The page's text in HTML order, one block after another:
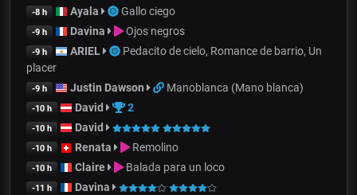
-8 h Ayala Gallo ciego
-9 h Davina Ojos negros
-9 h ARIEL
Pedacito de cielo, Romance de barrio, Un
placer
-9 h Justin Dawson Manoblanca (Mano blanca)
-10 h David 2
-10 h David
-10 h Renata Remolino
-10 h Claire Balada para un loco
-11 h Davina